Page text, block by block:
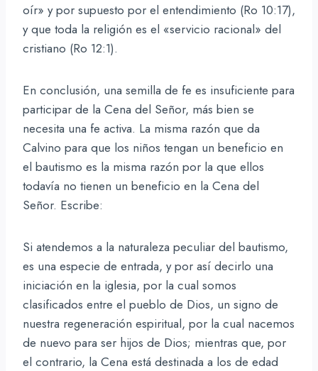
oír» y por supuesto por el entendimiento (Ro 10:17),
y que toda la religión es el «servicio racional» del
cristiano (Ro 12:1).
En conclusión, una semilla de fe es insuficiente para
participar de la Cena del Señor, más bien se
necesita una fe activa. La misma razón que da
Calvino para que los niños tengan un beneficio en
el bautismo es la misma razón por la que ellos
todavía no tienen un beneficio en la Cena del
Señor. Escribe:
Si atendemos a la naturaleza peculiar del bautismo,
es una especie de entrada, y por así decirlo una
iniciación en la iglesia, por la cual somos
clasificados entre el pueblo de Dios, un signo de
nuestra regeneración espiritual, por la cual nacemos
de nuevo para ser hijos de Dios; mientras que, por
el contrario, la Cena está destinada a los de edad